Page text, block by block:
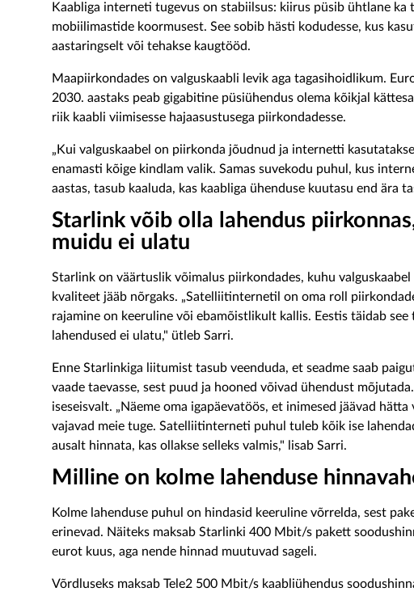
Kaabliga interneti tugevus on stabiilsus: kiirus püsib ühtlane ka
mobiilimastide koormusest. See sobib hästi kodudesse, kus
aastaringselt või tehakse kaugtööd.
Maapiirkondades on valguskaabli levik aga tagasihoidlikum.
2030. aastaks peab gigabitine püsiühendus olema kõikjal
riik kaabli viimisesse hajaasustusega piirkondadesse.
„Kui valguskaabel on piirkonda jõudnud ja internetti
enamasti kõige kindlam valik. Samas suvekodu puhul, kus
aastas, tasub kaaluda, kas kaabliga ühenduse kuutasu end ära
Starlink võib olla lahendus
muidu ei ulatu
Starlink on väärtuslik võimalus piirkondades, kuhu
kvaliteet jääb nõrgaks. „Satelliitinternetil on oma roll
rajamine on keeruline või ebamõistlikult kallis. Eestis täidab
lahendused ei ulatu," ütleb Sarri.
Enne Starlinkiga liitumist tasub veenduda, et seadme saab
vaade taevasse, sest puud ja hooned võivad ühendust
iseseisvalt. „Näeme oma igapäevatöös, et inimesed jäävad
vajavad meie tuge. Satelliitinterneti puhul tuleb kõik ise
ausalt hinnata, kas ollakse selleks valmis," lisab Sarri.
Milline on kolme lahenduse
Kolme lahenduse puhul on hindasid keeruline võrrelda, sest
erinevad. Näiteks maksab Starlinki 400 Mbit/s pakett
eurot kuus, aga nende hinnad muutuvad sageli.
Võrdluseks maksab Tele2 500 Mbit/s kaabliühendus